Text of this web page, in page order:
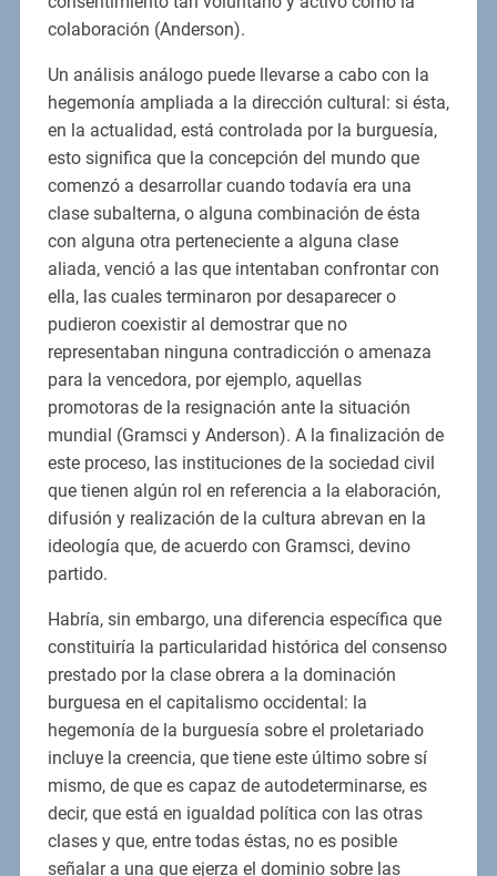
colaboración (Anderson).
Un análisis análogo puede llevarse a cabo con la
hegemonía ampliada a la dirección cultural: si ésta,
en la actualidad, está controlada por la burguesía,
esto significa que la concepción del mundo que
comenzó a desarrollar cuando todavía era una
clase subalterna, o alguna combinación de ésta
con alguna otra perteneciente a alguna clase
aliada, venció a las que intentaban confrontar con
ella, las cuales terminaron por desaparecer o
pudieron coexistir al demostrar que no
representaban ninguna contradicción o amenaza
para la vencedora, por ejemplo, aquellas
promotoras de la resignación ante la situación
mundial (Gramsci y Anderson). A la finalización de
este proceso, las instituciones de la sociedad civil
que tienen algún rol en referencia a la elaboración,
difusión y realización de la cultura abrevan en la
ideología que, de acuerdo con Gramsci, devino
partido.
Habría, sin embargo, una diferencia específica que
constituiría la particularidad histórica del consenso
prestado por la clase obrera a la dominación
burguesa en el capitalismo occidental: la
hegemonía de la burguesía sobre el proletariado
incluye la creencia, que tiene este último sobre sí
mismo, de que es capaz de autodeterminarse, es
decir, que está en igualdad política con las otras
clases y que, entre todas éstas, no es posible
señalar a una que ejerza el dominio sobre las